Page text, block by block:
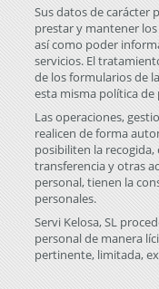
Sus datos de carácter
prestar y mantener
así como poder
servicios. El
de los formularios de
esta misma política de
Las operaciones,
realicen de forma
posibiliten la
transferencia y otras
personal, tienen la
personales.
Servi Kelosa, SL
personal de manera
pertinente, limitada,